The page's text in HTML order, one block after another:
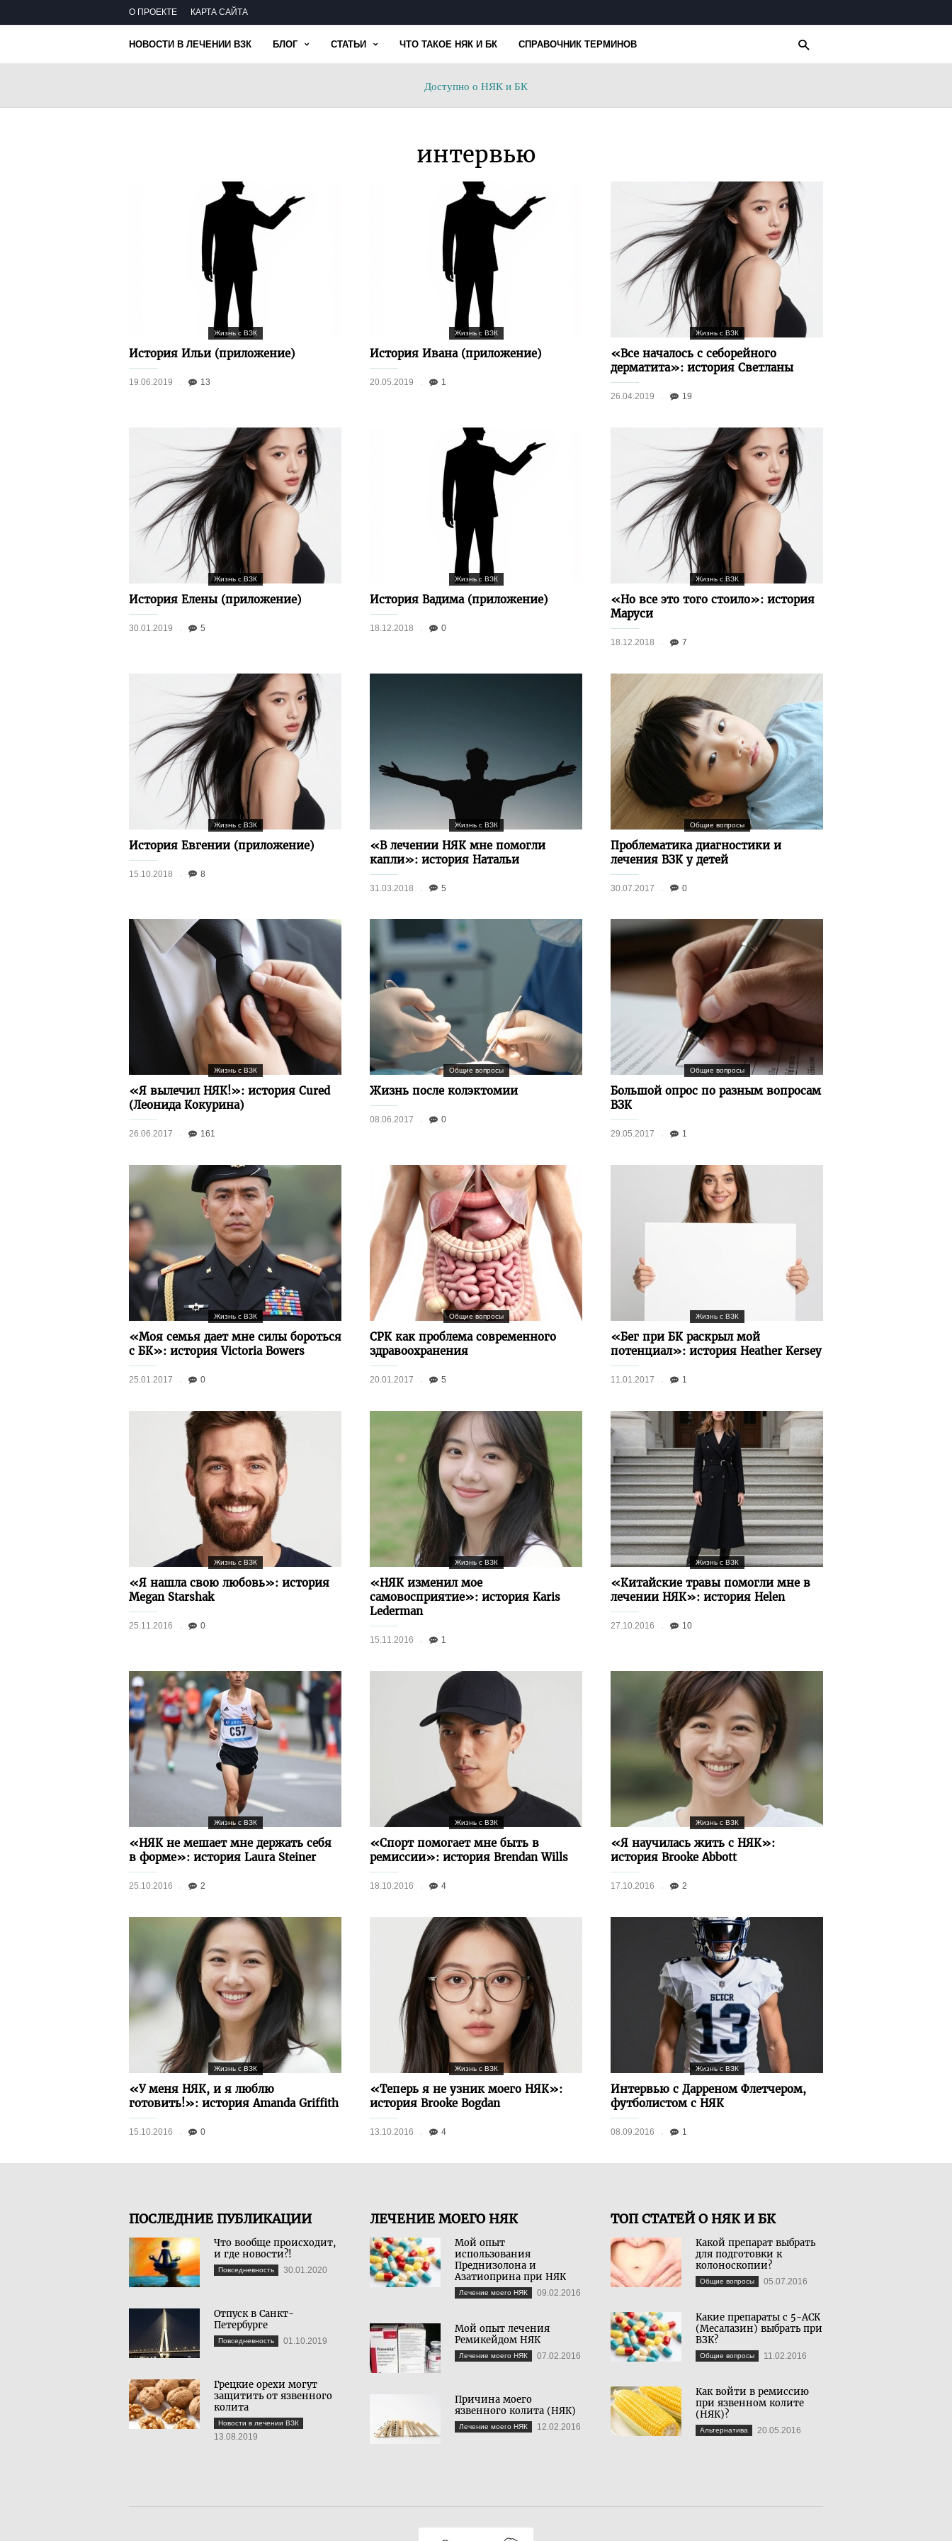
О ПРОЕКТЕ КАРТА САЙТА
НОВОСТИ В ЛЕЧЕНИИ ВЗК БЛОГ СТАТЬИ ЧТО ТАКОЕ НЯК И БК СПРАВОЧНИК ТЕРМИНОВ
Доступно о НЯК и БКДоступно
БК
интервью
Жизнь с ВЗК
История Ильи (приложение)
19.06.2019 13
Жизнь с ВЗК
История Ивана (приложение)
20.05.2019 1
Жизнь с ВЗК
«Все началось с себорейного
дерматита»: история Светланы
26.04.2019 19
Жизнь с ВЗК
История Елены (приложение)
30.01.2019 5
Жизнь с ВЗК
История Вадима (приложение)
18.12.2018 0
Жизнь с ВЗК
«Но все это того стоило»: история
Маруси
18.12.2018 7
Жизнь с ВЗК
История Евгении (приложение)
15.10.2018 8
Жизнь с ВЗК
«В лечении НЯК мне помогли
капли»: история Натальи
31.03.2018 5
Общие вопросы
Проблематика диагностики и
лечения ВЗК у детей
30.07.2017 0
Жизнь с ВЗК
«Я вылечил НЯК!»: история Cured
(Леонида Кокурина)
26.06.2017 161
Общие вопросы
Жизнь после колэктомии
08.06.2017 0
Общие вопросы
Большой опрос по разным вопросам
ВЗК
29.05.2017 1
Жизнь с ВЗК
«Моя семья дает мне силы бороться
с БК»: история Victoria Bowers
25.01.2017 0
Общие вопросы
СРК как проблема современного
здравоохранения
20.01.2017 5
Жизнь с ВЗК
«Бег при БК раскрыл мой
потенциал»: история Heather Kersey
11.01.2017 1
Жизнь с ВЗК
«Я нашла свою любовь»: история
Megan Starshak
25.11.2016 0
Жизнь с ВЗК
«НЯК изменил мое
самовосприятие»: история Karis
Lederman
15.11.2016 1
Жизнь с ВЗК
«Китайские травы помогли мне в
лечении НЯК»: история Helen
27.10.2016 10
Жизнь с ВЗК
«НЯК не мешает мне держать себя
в форме»: история Laura Steiner
25.10.2016 2
Жизнь с ВЗК
«Спорт помогает мне быть в
ремиссии»: история Brendan Wills
18.10.2016 4
Жизнь с ВЗК
«Я научилась жить с НЯК»:
история Brooke Abbott
17.10.2016 2
Жизнь с ВЗК
«У меня НЯК, и я люблю
готовить!»: история Amanda Griffith
15.10.2016 0
Жизнь с ВЗК
«Теперь я не узник моего НЯК»:
история Brooke Bogdan
13.10.2016 4
Жизнь с ВЗК
Интервью с Дарреном Флетчером,
футболистом с НЯК
08.09.2016 1
ПОСЛЕДНИЕ ПУБЛИКАЦИИ
Что вообще происходит,
и где новости?!
Повседневность 30.01.2020
Отпуск в Санкт-
Петербурге
Повседневность 01.10.2019
Грецкие орехи могут
защитить от язвенного
колита
Новости в лечении ВЗК
13.08.2019
ЛЕЧЕНИЕ МОЕГО НЯК
Мой опыт
использования
Преднизолона и
Азатиоприна при НЯК
Лечение моего НЯК 09.02.2016
Мой опыт лечения
Ремикейдом НЯК
Лечение моего НЯК 07.02.2016
Причина моего
язвенного колита (НЯК)
Лечение моего НЯК 12.02.2016
ТОП СТАТЕЙ О НЯК И БК
Какой препарат выбрать
для подготовки к
колоноскопии?
Общие вопросы 05.07.2016
Какие препараты с 5-АСК
(Месалазин) выбрать при
ВЗК?
Общие вопросы 11.02.2016
Как войти в ремиссию
при язвенном колите
(НЯК)?
Альтернатива 20.05.2016
Для любых предложений по сайту:
multikbo@cp9.ru